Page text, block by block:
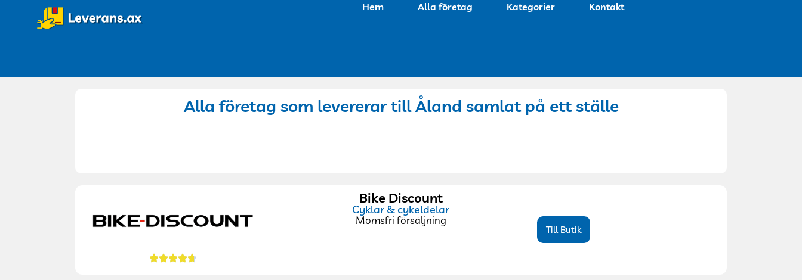
Hem Alla företag Kategorier Kontakt
Alla företag som levererar till Åland samlat på ett ställe
Bike Discount
Cyklar & cykeldelar
Momsfri försäljning
Till Butik